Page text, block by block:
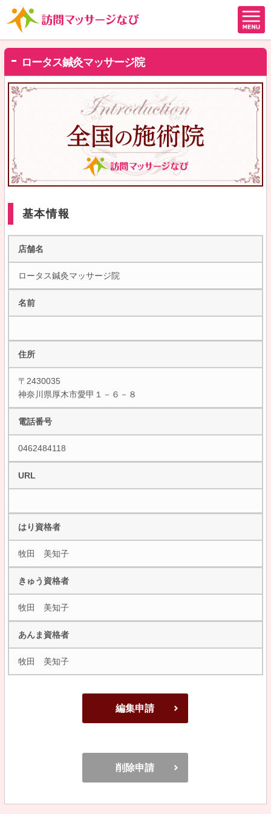
ロータス鍼灸マッサージ院
基本情報
店舗名
ロータス鍼灸マッサージ院
名前
住所
〒2430035
神奈川県厚木市愛甲１－６－８
電話番号
0462484118
URL
はり資格者
牧田 美知子
きゅう資格者
牧田 美知子
あんま資格者
牧田 美知子
編集申請
削除申請